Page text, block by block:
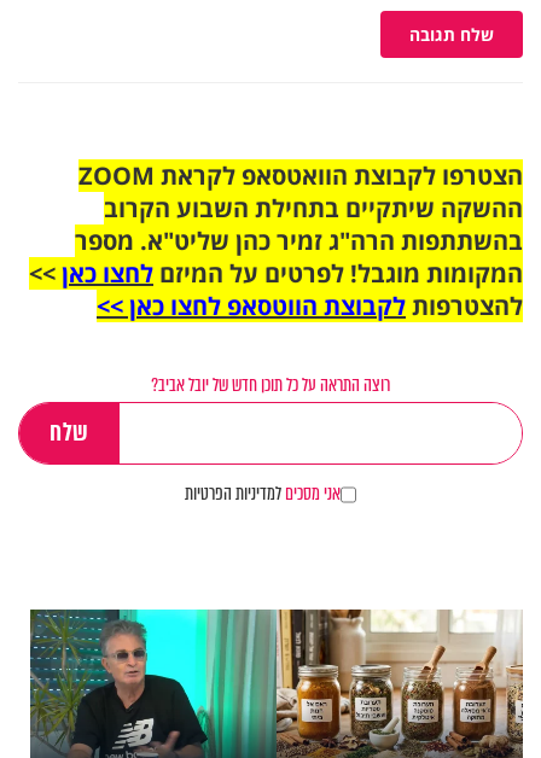
שלח תגובה
הצטרפו לקבוצת הוואטסאפ לקראת ZOOM
ההשקה שיתקיים בתחילת השבוע הקרוב
בהשתתפות הרה"ג זמיר כהן שליט"א. מספר
המקומות מוגבל! לפרטים על המיזם לחצו כאן>>
להצטרפותלקבוצת הווטסאפ לחצו כאן >>
רוצה התראה על כל תוכן חדש של יובל אביב?
אני מסכיםלמדיניות הפרטיות